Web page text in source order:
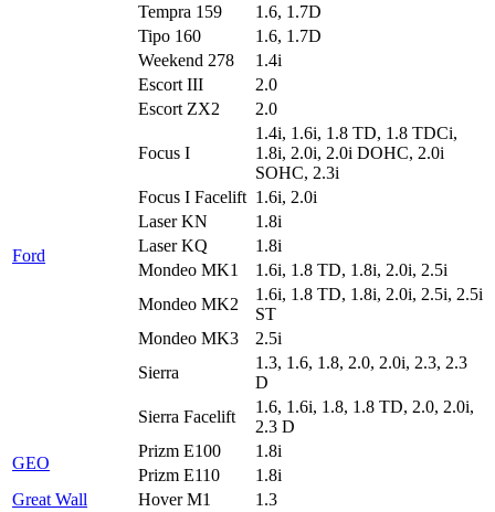
Tempra 159
1.6, 1.7D
Tipo 160
1.6, 1.7D
Weekend 278
1.4i
Ford
Escort III
2.0
Escort ZX2
2.0
Focus I
1.4i, 1.6i, 1.8 TD, 1.8 TDCi,
1.8i, 2.0i, 2.0i DOHC, 2.0i
SOHC, 2.3i
Focus I Facelift 1.6i, 2.0i
Laser KN
1.8i
Laser KQ
1.8i
Mondeo MK1
1.6i, 1.8 TD, 1.8i, 2.0i, 2.5i
Mondeo MK2
1.6i, 1.8 TD, 1.8i, 2.0i, 2.5i, 2.5i
ST
Mondeo MK3
2.5i
Sierra
1.3, 1.6, 1.8, 2.0, 2.0i, 2.3, 2.3
D
Sierra Facelift
1.6, 1.6i, 1.8, 1.8 TD, 2.0, 2.0i,
2.3 D
GEO
Prizm E100
1.8i
Prizm E110
1.8i
Great Wall
Hover M1 1.3